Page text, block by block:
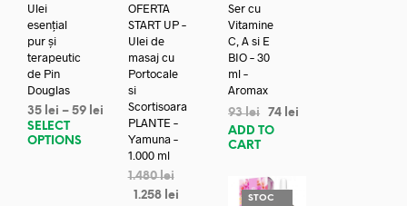
Ulei
esențial
pur și
terapeutic
de Pin
Douglas
35 lei – 59 lei
SELECT
OPTIONS
OFERTA
START UP –
Ulei de
masaj cu
Portocale
si
Scortisoara
PLANTE –
Yamuna –
1.000 ml
1.480lei
1.258 lei
Ser cu
Vitamine
C, A si E
BIO – 30
ml –
Aromax
93lei 74 lei
ADD TO
CART
STOC